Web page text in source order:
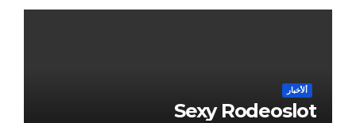
ألأخبار
Sexy Rodeoslot